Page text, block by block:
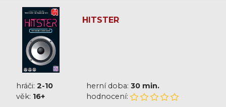
HITSTER
hráči: 2-10 herní doba: 30 min.
věk: 16+ hodnocení: